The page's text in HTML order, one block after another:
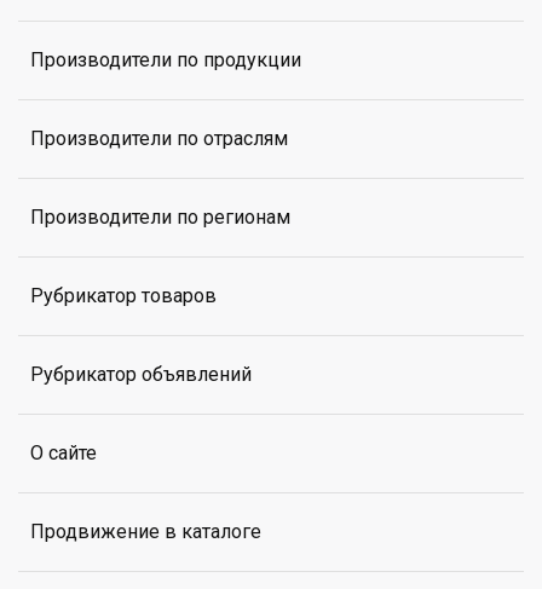
Производители по продукции
Производители по отраслям
Производители по регионам
Рубрикатор товаров
Рубрикатор объявлений
О сайте
Продвижение в каталоге